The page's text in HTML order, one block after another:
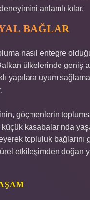
anlamlı kılar.
BAĞLAR
nasıl entegre
ülkelerinde geniş
yapılara uyum
göçmenlerin
kasabalarında
topluluk
etkileşimden doğan